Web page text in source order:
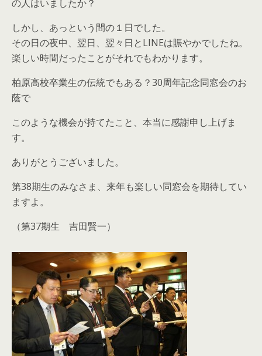
の人はいましたか？
しかし、あっという間の１日でした。
その日の夜中、翌日、翌々日とLINEは賑やかでしたね。
楽しい時間だったことがそれでもわかります。
柏原高校卒業生の伝統でもある？30周年記念同窓会のお
蔭で
このような機会が持てたこと、本当に感謝申し上げま
す。
ありがとうございました。
第38期生のみなさま、来年も楽しい同窓会を期待してい
ますよ。
（第37期生 吉田賢一）